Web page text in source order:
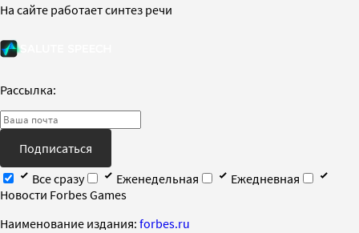
На сайте работает синтез речи
Рассылка:
Подписаться
Все сразу
Еженедельная
Ежедневная
Новости Forbes Games
Наименование издания: forbes.ru